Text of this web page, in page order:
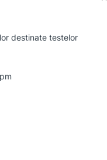
destinate testelor